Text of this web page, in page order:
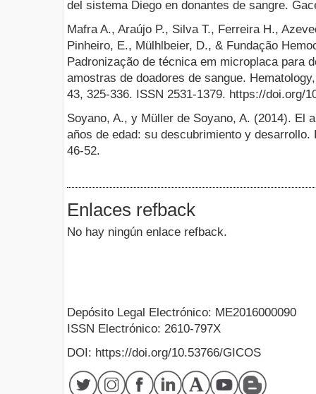
del sistema Diego en donantes de sangre.
Mafra A., Araújo P., Silva T., Ferreira H.,
Pinheiro, E., Mülhlbeier, D., & Fundação
Padronização de técnica em microplaca para
amostras de doadores de sangue.
43, 325-336. ISSN 2531-1379. https://doi.org/
Soyano, A., y Müller de Soyano, A. (2014). El
años de edad: su descubrimiento y
46-52.
Enlaces refback
No hay ningún enlace refback.
Depósito Legal Electrónico: ME2016000090
ISSN Electrónico: 2610-797X
DOI: https://doi.org/10.53766/GICOS